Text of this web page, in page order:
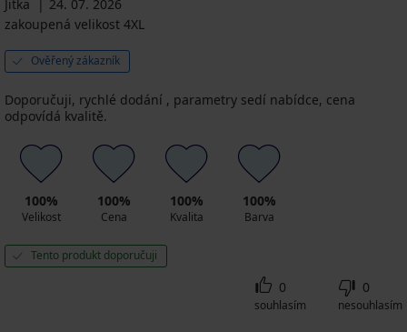
Jitka
24. 07. 2026
zakoupená velikost 4XL
Ověřený zákazník
Doporučuji, rychlé dodání , parametry sedí nabídce, cena
odpovídá kvalitě.
100%
Velikost
100%
Cena
100%
Kvalita
100%
Barva
Tento produkt doporučuji
0
souhlasím
0
nesouhlasím